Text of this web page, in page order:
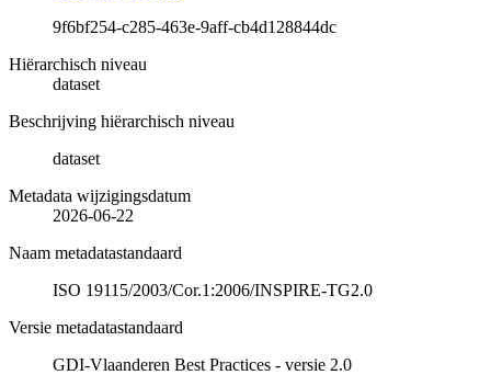
9f6bf254-c285-463e-9aff-cb4d128844dc
Hiërarchisch niveau
dataset
Beschrijving hiërarchisch niveau
dataset
Metadata wijzigingsdatum
2026-06-22
Naam metadatastandaard
ISO 19115/2003/Cor.1:2006/INSPIRE-TG2.0
Versie metadatastandaard
GDI-Vlaanderen Best Practices - versie 2.0